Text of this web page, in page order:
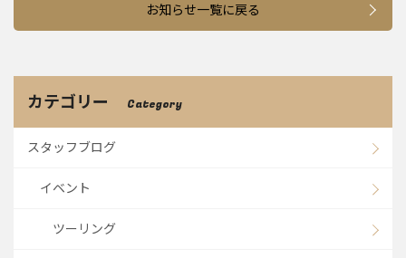
お知らせ一覧に戻る
カテゴリー Category
スタッフブログ
イベント
ツーリング